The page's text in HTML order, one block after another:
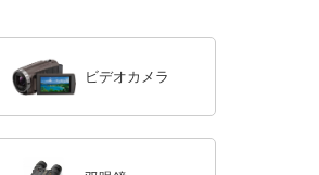
ビデオカメラ